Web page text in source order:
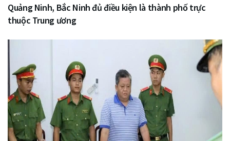
Quảng Ninh, Bắc Ninh đủ điều kiện là thành phố trực
thuộc Trung ương